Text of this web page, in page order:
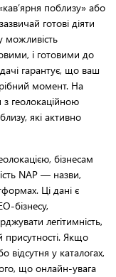
поблизу» або
готові діяти
можливість
і готовими до
гарантує, що ваш
момент. На
з геолокаційною
які активно
бізнесам
NAP — назви,
Ці дані є
бізнесу,
легітимність,
Якщо
відсутня у каталогах,
що онлайн-увага